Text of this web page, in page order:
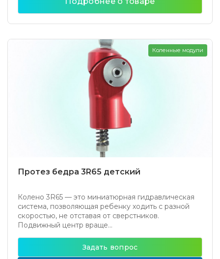
Протез бедра 3R65 детский
Колено 3R65 — это миниатюрная гидравлическая
система, позволяющая ребенку ходить с разной
скоростью, не отставая от сверстников.
Подвижный центр враще...
Коленные модули
Задать вопрос